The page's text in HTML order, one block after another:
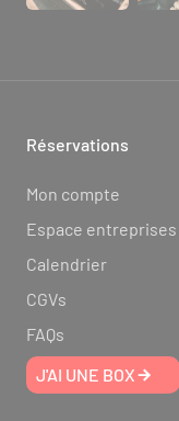
Réservations
Mon compte
Espace entreprises
Calendrier
CGVs
FAQs
J'AI UNE BOX